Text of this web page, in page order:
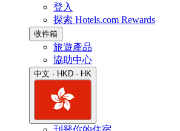
登入
探索 Hotels.com Rewards
收件箱
旅遊產品
協助中心
中文 · HKD · HK